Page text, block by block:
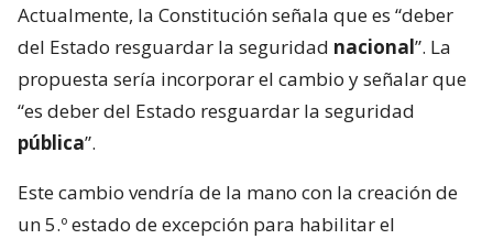
Actualmente, la Constitución señala que es “deber
del Estado resguardar la seguridad nacional”. La
propuesta sería incorporar el cambio y señalar que
“es deber del Estado resguardar la seguridad
pública”.
Este cambio vendría de la mano con la creación de
un 5.º estado de excepción para habilitar el